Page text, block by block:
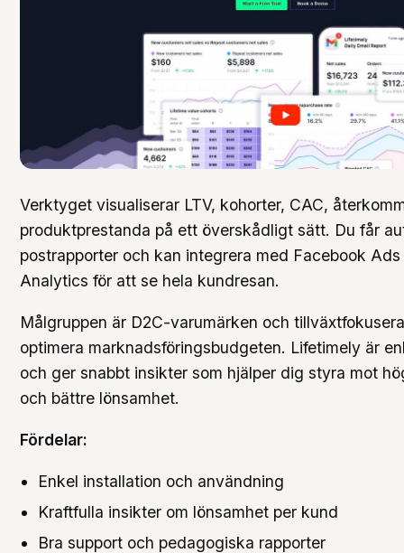
Verktyget visualiserar LTV, kohorter, CAC,
produktprestanda på ett överskådligt sätt. Du får
postrapporter och kan integrera med Facebook
Analytics för att se hela kundresan.
Målgruppen är D2C-varumärken och
optimera marknadsföringsbudgeten. Lifetimely är
och ger snabbt insikter som hjälper dig styra mot
och bättre lönsamhet.
Fördelar:
Enkel installation och användning
Kraftfulla insikter om lönsamhet per kund
Bra support och pedagogiska rapporter